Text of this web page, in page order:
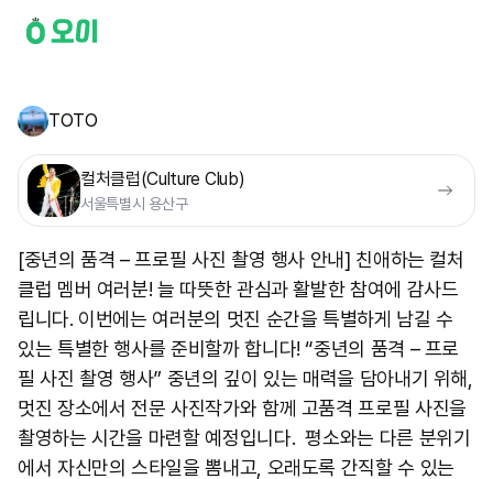
TOTO
컬처클럽(Culture Club)
서울특별시 용산구
[중년의 품격 – 프로필 사진 촬영 행사 안내] 친애하는 컬처
클럽 멤버 여러분! 늘 따뜻한 관심과 활발한 참여에 감사드
립니다. 이번에는 여러분의 멋진 순간을 특별하게 남길 수
있는 특별한 행사를 준비할까 합니다! “중년의 품격 – 프로
필 사진 촬영 행사” 중년의 깊이 있는 매력을 담아내기 위해,
멋진 장소에서 전문 사진작가와 함께 고품격 프로필 사진을
촬영하는 시간을 마련할 예정입니다. 평소와는 다른 분위기
에서 자신만의 스타일을 뽐내고, 오래도록 간직할 수 있는